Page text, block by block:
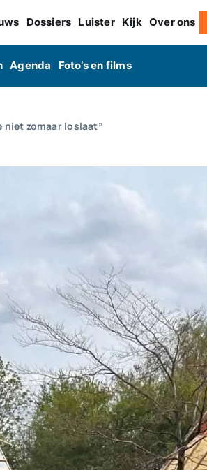
Dossiers Luister Kijk Over ons
Agenda Foto’s en films
niet zomaar loslaat”